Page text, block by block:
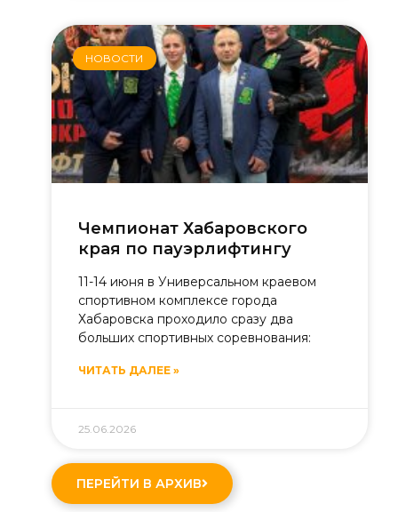
НОВОСТИ
Чемпионат Хабаровского
края по пауэрлифтингу
11-14 июня в Универсальном краевом
спортивном комплексе города
Хабаровска проходило сразу два
больших спортивных соревнования:
ЧИТАТЬ ДАЛЕЕ »
25.06.2026
ПЕРЕЙТИ В АРХИВ